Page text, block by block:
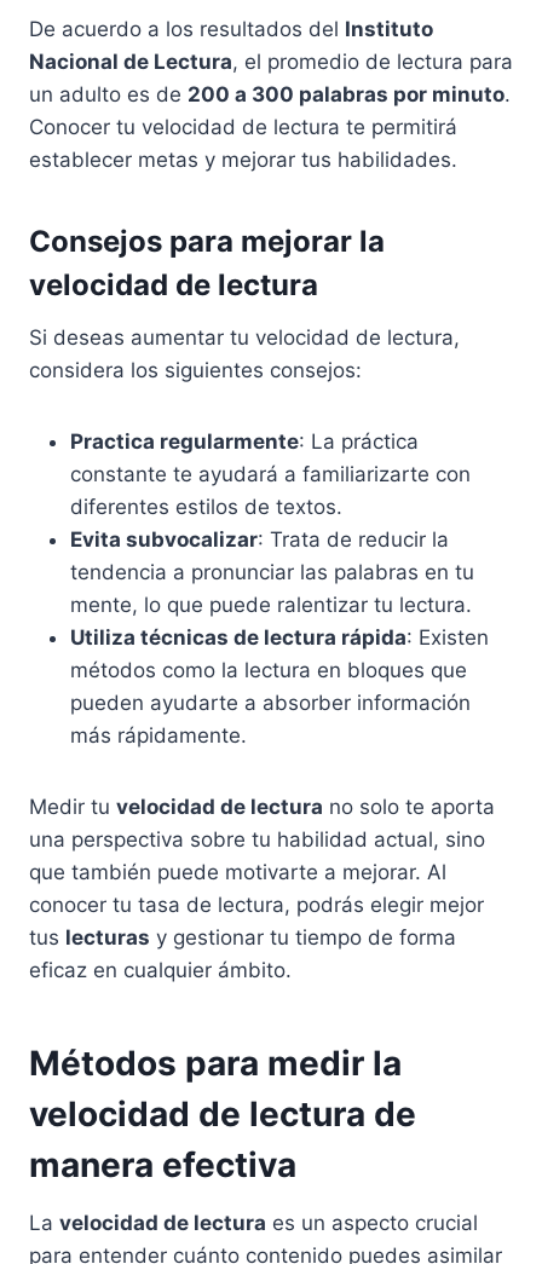
De acuerdo a los resultados del Instituto
Nacional de Lectura, el promedio de lectura para
un adulto es de 200 a 300 palabras por minuto.
Conocer tu velocidad de lectura te permitirá
establecer metas y mejorar tus habilidades.
Consejos para mejorar la
velocidad de lectura
Si deseas aumentar tu velocidad de lectura,
considera los siguientes consejos:
Practica regularmente: La práctica
constante te ayudará a familiarizarte con
diferentes estilos de textos.
Evita subvocalizar: Trata de reducir la
tendencia a pronunciar las palabras en tu
mente, lo que puede ralentizar tu lectura.
Utiliza técnicas de lectura rápida: Existen
métodos como la lectura en bloques que
pueden ayudarte a absorber información
más rápidamente.
Medir tu velocidad de lectura no solo te aporta
una perspectiva sobre tu habilidad actual, sino
que también puede motivarte a mejorar. Al
conocer tu tasa de lectura, podrás elegir mejor
tus lecturas y gestionar tu tiempo de forma
eficaz en cualquier ámbito.
Métodos para medir la
velocidad de lectura de
manera efectiva
La velocidad de lectura es un aspecto crucial
para entender cuánto contenido puedes asimilar